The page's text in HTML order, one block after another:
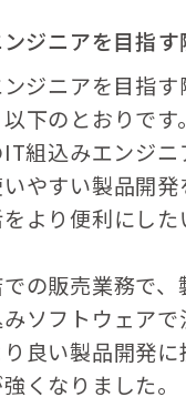
ジニアを目指
ジニアを目指
下のとおりです。
組込みエンジニ
やすい製品開
より便利にし
の販売業務で
ソフトウェア
良い製品開発
くなりました。